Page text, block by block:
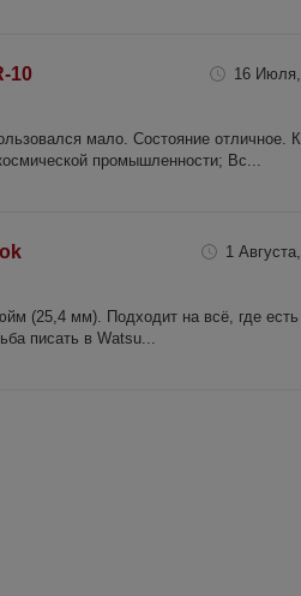
10 16
мало. Состояние отличное.
промышленности; Вс...
1
(25,4 мм). Подходит на всё, где
писать в Watsu...